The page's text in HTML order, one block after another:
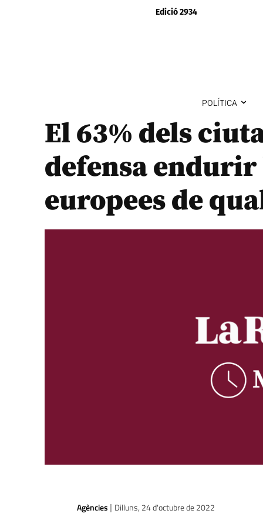
Edició 2934
POLÍTICA
El 63% dels
defensa endurir
europees de
Agències | Dilluns, 24 d'octubre de 2022